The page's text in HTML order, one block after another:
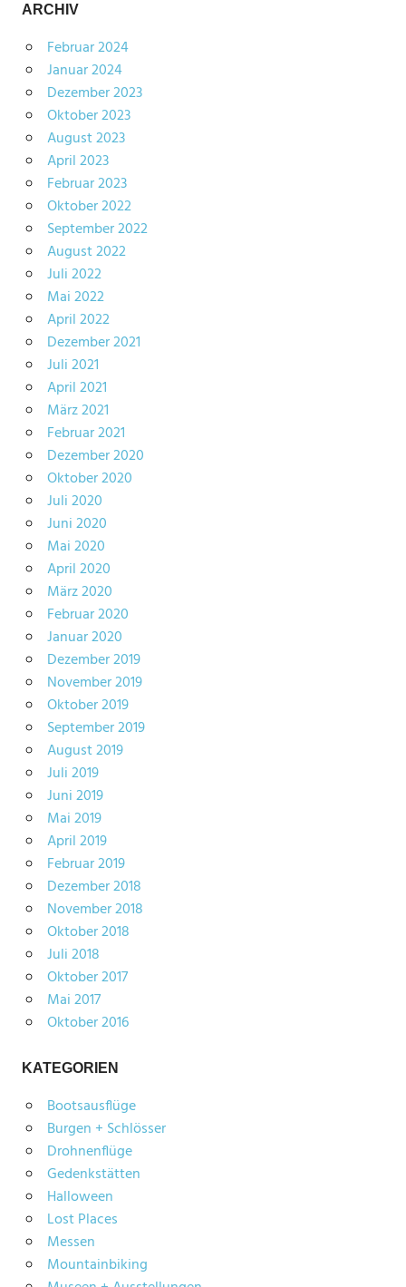
ARCHIV
Februar 2024
Januar 2024
Dezember 2023
Oktober 2023
August 2023
April 2023
Februar 2023
Oktober 2022
September 2022
August 2022
Juli 2022
Mai 2022
April 2022
Dezember 2021
Juli 2021
April 2021
März 2021
Februar 2021
Dezember 2020
Oktober 2020
Juli 2020
Juni 2020
Mai 2020
April 2020
März 2020
Februar 2020
Januar 2020
Dezember 2019
November 2019
Oktober 2019
September 2019
August 2019
Juli 2019
Juni 2019
Mai 2019
April 2019
Februar 2019
Dezember 2018
November 2018
Oktober 2018
Juli 2018
Oktober 2017
Mai 2017
Oktober 2016
KATEGORIEN
Bootsausflüge
Burgen + Schlösser
Drohnenflüge
Gedenkstätten
Halloween
Lost Places
Messen
Mountainbiking